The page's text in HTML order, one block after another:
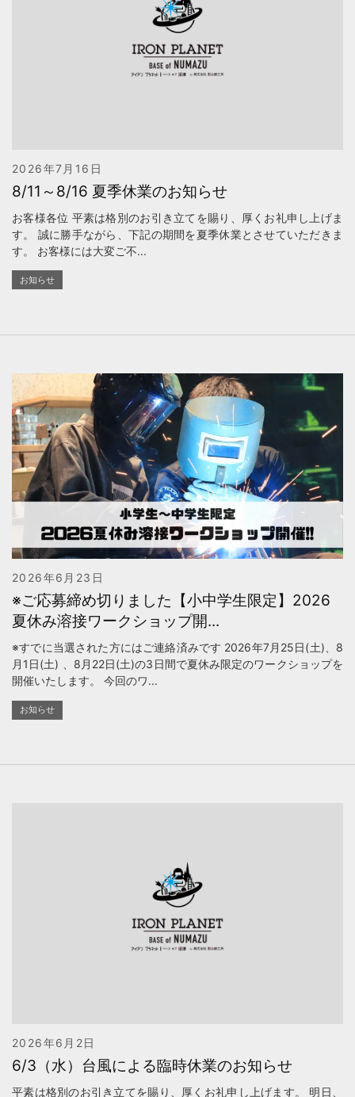
2026年7月16日
8/11～8/16 夏季休業のお知らせ
お客様各位 平素は格別のお引き立てを賜り、厚くお礼申し上げま
す。 誠に勝手ながら、下記の期間を夏季休業とさせていただきま
す。 お客様には大変ご不...
お知らせ
2026年6月23日
※ご応募締め切りました【小中学生限定】2026
夏休み溶接ワークショップ開...
※すでに当選された方にはご連絡済みです 2026年7月25日(土)、8
月1日(土) 、8月22日(土)の3日間で夏休み限定のワークショップを
開催いたします。 今回のワ...
お知らせ
2026年6月2日
6/3（水）台風による臨時休業のお知らせ
平素は格別のお引き立てを賜り、厚くお礼申し上げます。 明日、